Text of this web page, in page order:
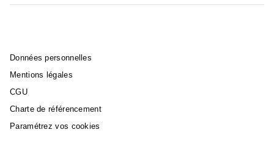
Données personnelles
Mentions légales
CGU
Charte de référencement
Paramétrez vos cookies